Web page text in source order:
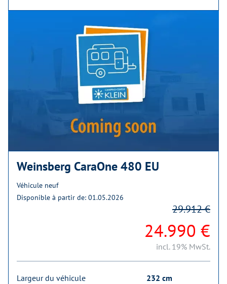
Weinsberg CaraOne 480 EU
Véhicule neuf
Disponible à partir de: 01.05.2026
24.990 €
29.912 €
incl. 19% MwSt.
Largeur du véhicule
232 cm